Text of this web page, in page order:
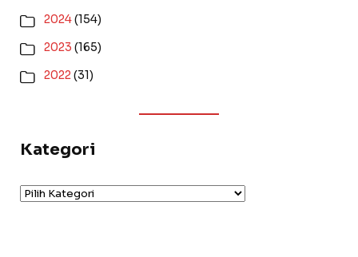
2024(154)
2023 (165)
2022(31)
Kategori
Kategori